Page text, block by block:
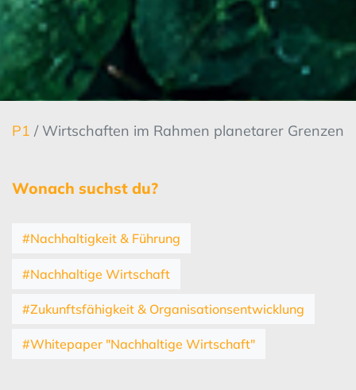
P1 / Wirtschaften im Rahmen planetarer Grenzen
Wonach suchst du?
#Nachhaltigkeit & Führung
#Nachhaltige Wirtschaft
#Zukunftsfähigkeit & Organisationsentwicklung
#Whitepaper "Nachhaltige Wirtschaft"